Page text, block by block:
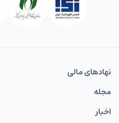
نهاد‌های مالی
مجله
اخبار